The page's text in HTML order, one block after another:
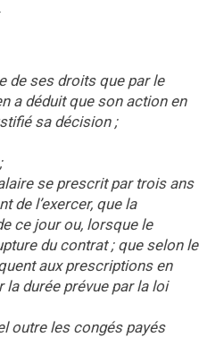
de ses droits que par le
a déduit que son action en
sa décision ;
se prescrit par trois ans
de l’exercer, que la
ce jour ou, lorsque le
du contrat ; que selon le
aux prescriptions en
durée prévue par la loi
outre les congés payés